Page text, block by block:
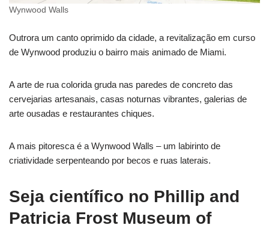
Wynwood Walls
Outrora um canto oprimido da cidade, a revitalização em curso
de Wynwood produziu o bairro mais animado de Miami.
A arte de rua colorida gruda nas paredes de concreto das
cervejarias artesanais, casas noturnas vibrantes, galerias de
arte ousadas e restaurantes chiques.
A mais pitoresca é a Wynwood Walls – um labirinto de
criatividade serpenteando por becos e ruas laterais.
Seja científico no Phillip and
Patricia Frost Museum of